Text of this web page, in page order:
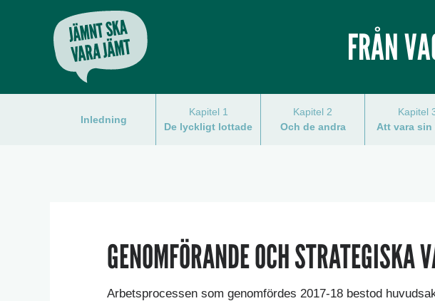
FRÅN
Inledning
Kapitel 1
De lyckligt lottade
Kapitel 2
Och de andra
Kapitel
Att vara sin
GENOMFÖRANDE OCH STRATEGISKA
Arbetsprocessen som genomfördes 2017-18 bestod